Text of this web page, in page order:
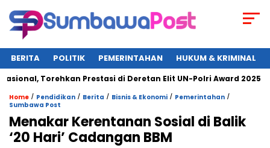
BERITA POLITIK PEMERINTAHAN HUKUM & KRIMINAL
Torehkan Prestasi di Deretan Elit UN-Polri Award 2025
Home / Pendidikan / Berita / Bisnis & Ekonomi / Pemerintahan /
Sumbawa Post
Menakar Kerentanan Sosial di Balik
‘20 Hari’ Cadangan BBM